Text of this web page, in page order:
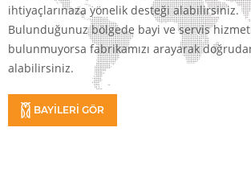
ihtiyaçlarınaza yönelik desteği alabilirsiniz.
Bulunduğunuz bölgede bayi ve servis
bulunmuyorsa fabrikamızı arayarak
alabilirsiniz.
BAYİLERİ GÖR